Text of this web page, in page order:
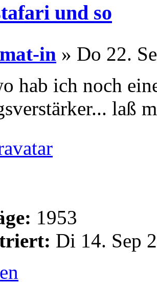
und so
mat-in » Do 22.
hab ich noch
laß
1953
Di 14. Sep